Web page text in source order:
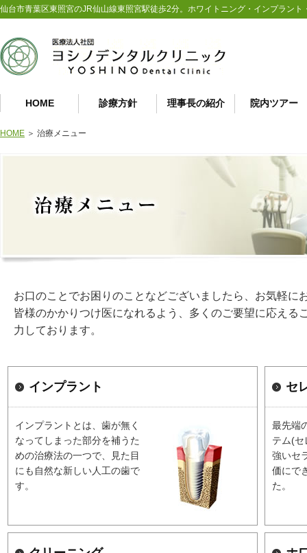
仙台市青葉区東照宮のJR仙山線東照宮駅徒歩2分。ホワイトニング・インプラント
HOME 診療方針 理事長の紹介 院内ツアー
HOME ＞ 治療メニュー
お口のことでお困りのことなどございましたら、お気軽に
皆様のかかりつけ医になれるよう、多くのご要望に応える
力しております。
インプラント
インプラントとは、歯が無く
なってしまった部分を補うた
めの治療法の一つで、見た目
にも自然な新しい人工の歯で
す。
セ
最先端
テム(セ
強いセ
価にで
た。